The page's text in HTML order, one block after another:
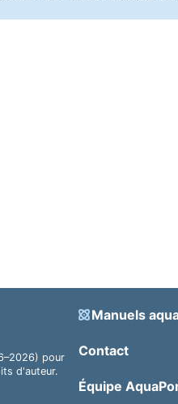
pour
d'auteur.
Manuels
Contact
Équipe